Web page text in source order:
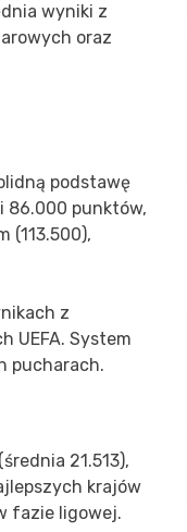
wyniki z
oraz
podstawę
86.000 punktów,
(113.500),
z
UEFA. System
pucharach.
21.513),
krajów
fazie ligowej.